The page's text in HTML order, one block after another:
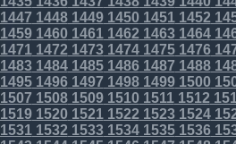
1447 14481449145014511452
1459146014611462 14631464
14711472 1473147414751476
14831484148514861487 1488
149514961497 149814991500
1507 15081509151015111512
1519152015211522 15231524
15311532 1533153415351536